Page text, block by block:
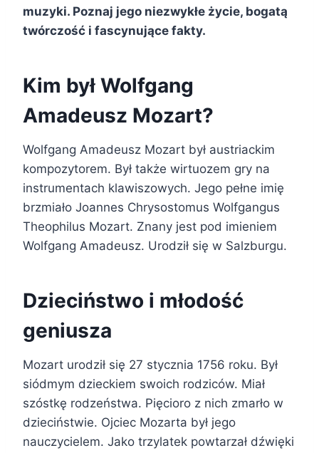
muzyki. Poznaj jego niezwykłe życie, bogatą
twórczość i fascynujące fakty.
Kim był Wolfgang
Amadeusz Mozart?
Wolfgang Amadeusz Mozart był austriackim
kompozytorem. Był także wirtuozem gry na
instrumentach klawiszowych. Jego pełne imię
brzmiało Joannes Chrysostomus Wolfgangus
Theophilus Mozart. Znany jest pod imieniem
Wolfgang Amadeusz. Urodził się w Salzburgu.
Dzieciństwo i młodość
geniusza
Mozart urodził się 27 stycznia 1756 roku. Był
siódmym dzieckiem swoich rodziców. Miał
szóstkę rodzeństwa. Pięcioro z nich zmarło w
dzieciństwie. Ojciec Mozarta był jego
nauczycielem. Jako trzylatek powtarzał dźwięki